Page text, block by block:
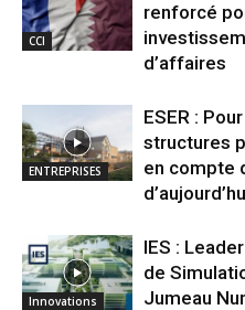
CCI
renforcé
d’affaires
ENTREPRISES
ESER :
structures
en compte
Innovations
IES :
de
Jumeau